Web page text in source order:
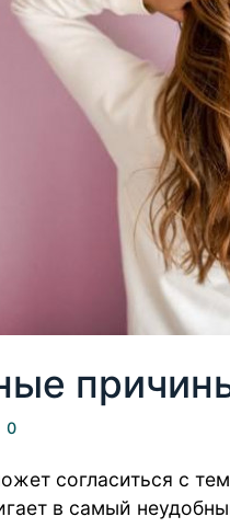
0
согласиться с
в самый